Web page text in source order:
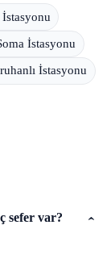
İstasyonu
İstasyonu
sefer var?